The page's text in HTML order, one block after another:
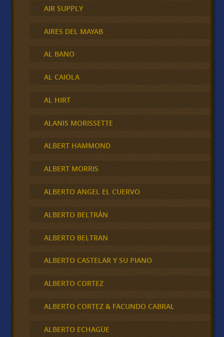
AIR SUPPLY
AIRES DEL MAYAB
AL BANO
AL CAIOLA
AL HIRT
ALANIS MORISSETTE
ALBERT HAMMOND
ALBERT MORRIS
ALBERTO ANGEL EL CUERVO
ALBERTO BELTRÁN
ALBERTO BELTRAN
ALBERTO CASTELAR Y SU PIANO
ALBERTO CORTEZ
ALBERTO CORTEZ & FACUNDO CABRAL
ALBERTO ECHAGÜE